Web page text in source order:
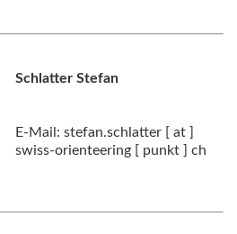
Schlatter Stefan
E-Mail: stefan.schlatter [ at ]
swiss-orienteering [ punkt ] ch